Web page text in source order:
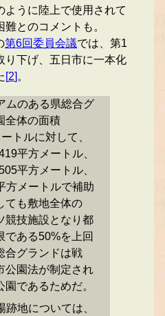
ように陸上で使用されて
とのコメントも。
第6回委員会議では、第1
り下げ、五日市に一本化
[2] 。
ムのある県総合グ
全体の面積
トルに対して、
平方メートル、
平方メートル、
方メートルで補助
ても敷地全体の
競技施設となり都
である50%を上回
合グランドは戦
公園法が制定され
園であるためだ。
跡地については、